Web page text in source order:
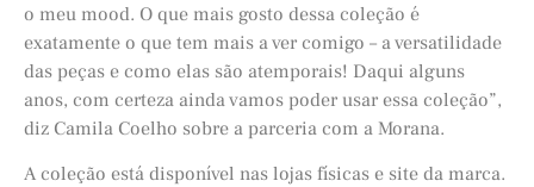
o meu mood. O que mais gosto dessa coleção é
exatamente o que tem mais a ver comigo – a versatilidade
das peças e como elas são atemporais! Daqui alguns
anos, com certeza ainda vamos poder usar essa coleção”,
diz Camila Coelho sobre a parceria com a Morana.
A coleção está disponível nas lojas físicas e site da marca.